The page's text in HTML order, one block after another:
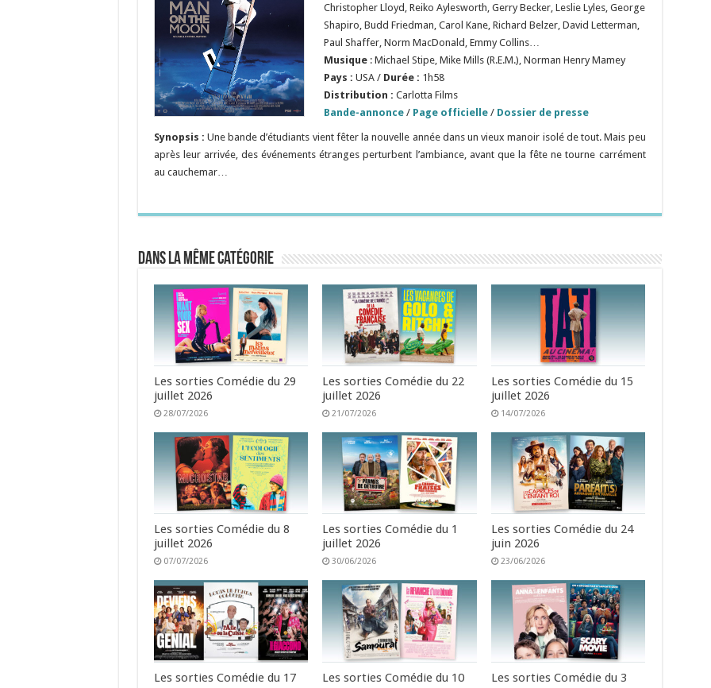
Christopher Lloyd, Reiko Aylesworth, Gerry Becker, Leslie Lyles, George
Shapiro, Budd Friedman, Carol Kane, Richard Belzer, David Letterman,
Paul Shaffer, Norm MacDonald, Emmy Collins…
Musique : Michael Stipe, Mike Mills (R.E.M.), Norman Henry Mamey
Pays : USA / Durée : 1h58
Distribution : Carlotta Films
Bande-annonce / Page officielle / Dossier de presse
Synopsis : Une bande d’étudiants vient fêter la nouvelle année dans un vieux manoir isolé de tout. Mais peu
après leur arrivée, des événements étranges perturbent l’ambiance, avant que la fête ne tourne carrément
au cauchemar…
Dans la même catégorie
Les sorties Comédie du 29
juillet 2026
28/07/2026
Les sorties Comédie du 22
juillet 2026
21/07/2026
Les sorties Comédie du 15
juillet 2026
14/07/2026
Les sorties Comédie du 8
juillet 2026
07/07/2026
Les sorties Comédie du 1
juillet 2026
30/06/2026
Les sorties Comédie du 24
juin 2026
23/06/2026
Les sorties Comédie du 17
Les sorties Comédie du 10
Les sorties Comédie du 3